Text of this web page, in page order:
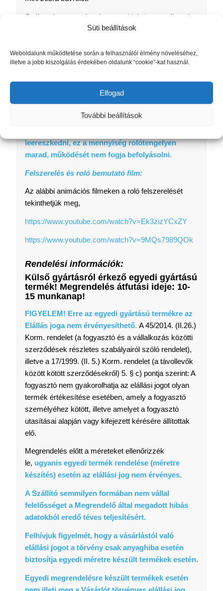
Süti beállítások
Weboldalunk működtetése során a felhasználói élmény növeléséhez,
illetve a jobb kiszolgálás érdekében oldalunk “cookie”-kat használ.
Elfogad
További beállítások
Szélességre vonatkozóan: az ablak üveg szélessége
+3 cm akár +4 cm. Tehát 64-65 cm széles
rendelni. A roló szélesség kiválasztásának ügyelni
kell arra, hogy a roló vászon el tudjon futni a ablak
Magasságra vonatkozóan: ha az ablakunk
üvegezett része rövidebb, mint 150 cm, úgy nincs
semmi tenni valónk. Az ajtó/ablak valós hossza és
leereszkedni, ez a mennyiség rolótengelyen
marad, működését nem fogja befolyásolni.
Felszerelés és roló bemutató film:
Az alábbi animációs filmeken a roló felszerelését
tekinthetjük meg,
https://www.youtube.com/watch?v=Ek3zizYCxZY
https://www.youtube.com/watch?v=9MQs7989QOk
Rendelési információk:
Külső gyártásról érkező egyedi gyártású
termék! Megrendelés átfutási ideje: 10-
15 munkanap!
FIGYELEM! Erre az egyedi gyártású termékre az
Elállás joga nem érvényesíthető.A 45/2014. (II.26.)
Korm. rendelet (a fogyasztó és a vállalkozás közötti
szerződések részletes szabályairól szóló rendelet),
illetve a 17/1999. (II. 5.) Korm. rendelet (a távollevők
között kötött szerződésekről) 5. § c) pontja szerint: A
fogyasztó nem gyakorolhatja az elállási jogot olyan
termék értékesítése esetében, amely a fogyasztó
személyéhez kötött, illetve amelyet a fogyasztó
utasításai alapján vagy kifejezett kérésére állítottak
elő.
Megrendelés előtt a méreteket ellenőrizzék
le, ugyanis egyedi termék rendelése (méretre
készítés) esetén az elállási jog nem érvényes.
A Szállító semmilyen formában nem vállal
felelősséget a Megrendelő által megadott hibás
adatokból eredő téves teljesítésért.
Felhívjuk figyelmét, hogy a vásárlástól való
elállási jogot a törvény csak anyaghiba esetén
biztosítja egyedi méretre készült termékek esetén.
Egyedi megrendelésre készült termékek esetén